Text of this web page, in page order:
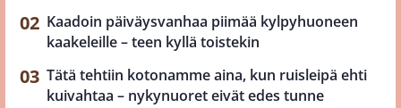
Kaadoin päiväysvanhaa piimää kylpyhuoneen
kaakeleille – teen kyllä toistekin
Tätä tehtiin kotonamme aina, kun ruisleipä ehti
kuivahtaa – nykynuoret eivät edes tunne